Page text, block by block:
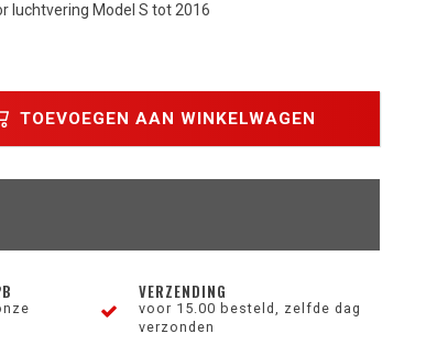
luchtvering Model S tot 2016
TOEVOEGEN AAN WINKELWAGEN
VERZENDING
voor 15.00 besteld, zelfde dag
verzonden